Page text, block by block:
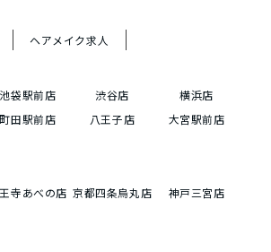
ヘアメイク求人
池袋駅前店 渋谷店
横浜店
町田駅前店 八王子店
大宮駅前店
寺あべの店 京都四条烏丸店 神戸三宮店